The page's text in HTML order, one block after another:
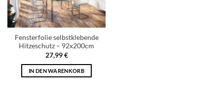
Fensterfolie selbstklebende
Hitzeschutz – 92x200cm
27,99€
IN DEN WARENKORB